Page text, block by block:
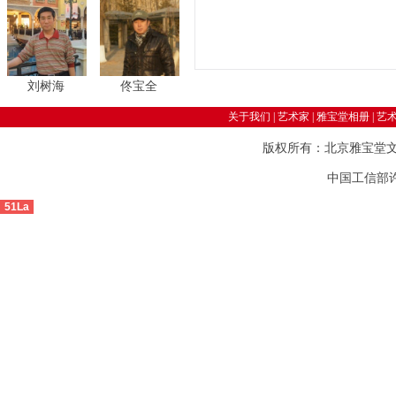
刘树海 佟宝全
关于我们 艺术家 雅宝堂相册 艺
版权所有：北京雅宝堂
中国工信部
51La